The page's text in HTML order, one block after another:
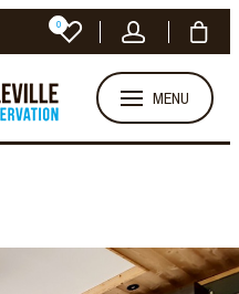
0
MENU